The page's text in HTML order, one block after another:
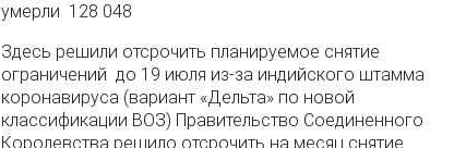
умерли 128 048
Здесь решили отсрочить планируемое снятие
ограничений до 19 июля из-за индийского штамма
коронавируса (вариант «Дельта» по новой
классификации ВОЗ) Правительство Соединенного
Королевства решило отсрочить на месяц снятие